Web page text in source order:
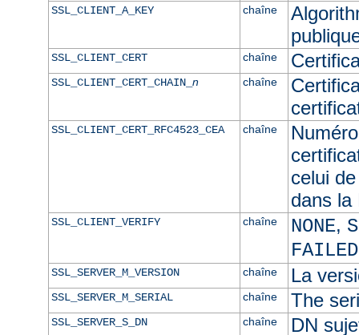
SSL_CLIENT_A_KEY chaîne
SSL_CLIENT_CERT chaîne
SSL_CLIENT_CERT_CHAIN_ n chaîne
SSL_CLIENT_CERT_RFC4523_CEA chaîne
celui
dans la
SSL_CLIENT_VERIFY chaîne NONE,
SSL_SERVER_M_VERSION chaîne La
SSL_SERVER_M_SERIAL chaîne The
SSL_SERVER_S_DN chaîne DN